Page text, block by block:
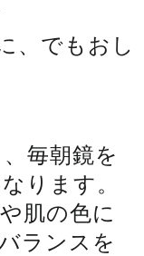
、でもおし
毎朝鏡を
ります。
肌の色に
ランスを